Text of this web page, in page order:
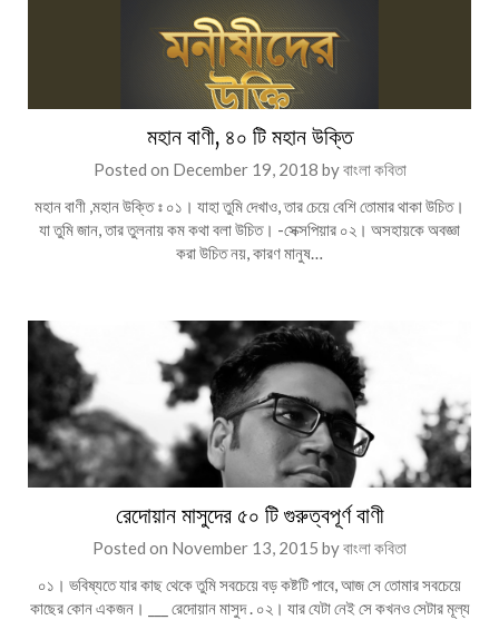
মহান বাণী, ৪০ টি মহান উক্তি
Posted on December 19, 2018 byবাংলা কবিতা
মহান বাণী ,মহান উক্তি ঃ ০১। যাহা তুমি দেখাও, তার চেয়ে বেশি তোমার থাকা উচিত।
যা তুমি জান, তার তুলনায় কম কথা বলা উচিত। -সেক্সপিয়ার ০২। অসহায়কে অবজ্ঞা
করা উচিত নয়, কারণ মানুষ…
রেদোয়ান মাসুদের ৫০ টি গুরুত্বপূর্ণ বাণী
Posted on November 13, 2015 byবাংলা কবিতা
০১। ভবিষ্যতে যার কাছ থেকে তুমি সবচেয়ে বড় কষ্টটি পাবে, আজ সে তোমার সবচেয়ে
কাছের কোন একজন। ___ রেদোয়ান মাসুদ . ০২। যার যেটা নেই সে কখনও সেটার মূল্য